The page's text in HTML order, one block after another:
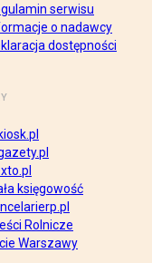
serwisu
o nadawcy
dostępności
księgowość
Rolnicze
Warszawy